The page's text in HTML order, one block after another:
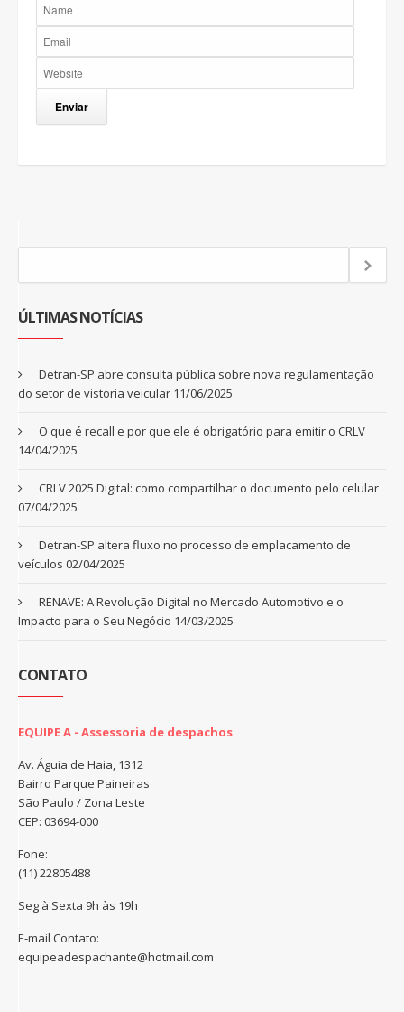
ÚLTIMAS NOTÍCIAS
Detran-SP abre consulta pública sobre nova regulamentação
do setor de vistoria veicular 11/06/2025
O que é recall e por que ele é obrigatório para emitir o CRLV
14/04/2025
CRLV 2025 Digital: como compartilhar o documento pelo celular
07/04/2025
Detran-SP altera fluxo no processo de emplacamento de
veículos 02/04/2025
RENAVE: A Revolução Digital no Mercado Automotivo e o
Impacto para o Seu Negócio 14/03/2025
CONTATO
EQUIPE A - Assessoria de despachos
Av. Águia de Haia, 1312
Bairro Parque Paineiras
São Paulo / Zona Leste
CEP: 03694-000
Fone:
(11) 22805488
Seg à Sexta 9h às 19h
E-mail Contato:
equipeadespachante@hotmail.com